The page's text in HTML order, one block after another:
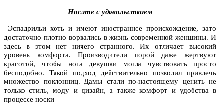
Носите с удовольствием
Эспадрильи хоть и имеют иностранное происхождение, зато
достаточно плотно ворвались в жизнь современной женщины. И
здесь в этом нет ничего странного. Их отличает высокий
уровень комфорта. Производители порой даже жертвуют
красотой, чтобы нога девушки могла чувствовать просто
бесподобно. Такой подход действительно позволил привлечь
множество поклонниц. Дамы стали по-настоящему ценить не
только стиль, моду и дизайн, а также комфорт и удобства в
процессе носки.